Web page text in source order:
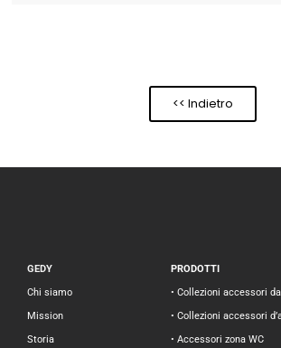
<< Indietro
GEDY
Chi siamo
Mission
Storia
PRODOTTI
• Collezioni accessori
• Collezioni accessori
• Accessori zona WC